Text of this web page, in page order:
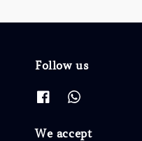
Follow us
We accept